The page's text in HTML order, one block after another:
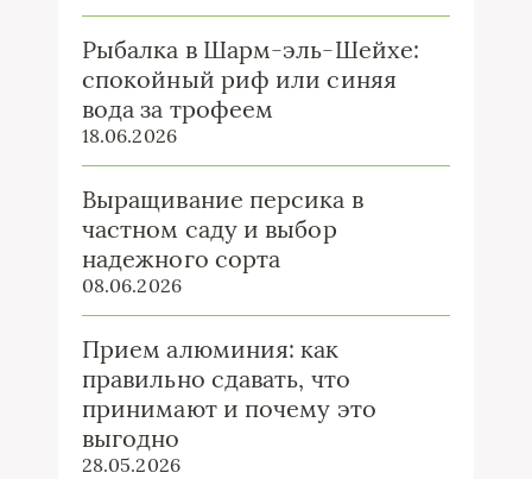
Рыбалка в Шарм-эль-Шейхе:
спокойный риф или синяя
вода за трофеем
18.06.2026
Выращивание персика в
частном саду и выбор
надежного сорта
08.06.2026
Прием алюминия: как
правильно сдавать, что
принимают и почему это
выгодно
28.05.2026